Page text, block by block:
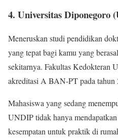
4. Universitas Diponegoro
Meneruskan studi pendidikan
yang tepat bagi kamu yang
sekitarnya. Fakultas Kedokteran
akreditasi A BAN-PT pada tahun
Mahasiswa yang sedang
UNDIP tidak hanya
kesempatan untuk praktik di